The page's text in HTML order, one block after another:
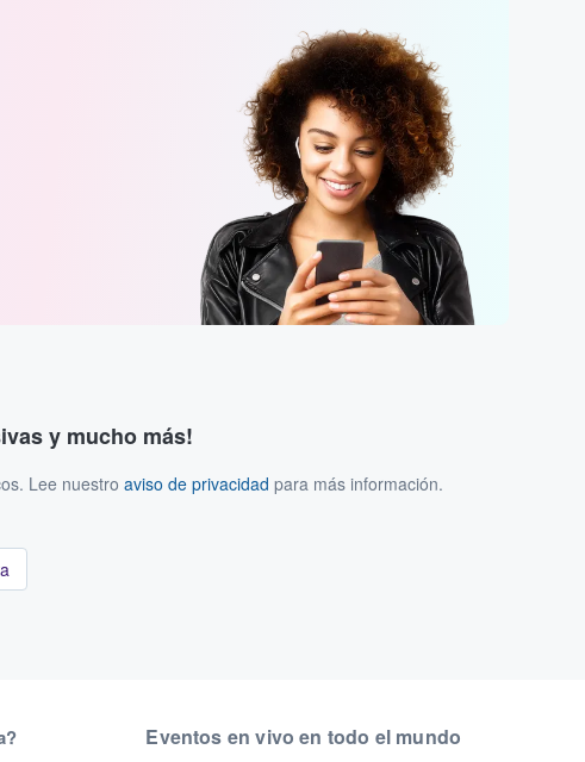
y mucho más!
Lee nuestro aviso de privacidad para más información.
Eventos en vivo en todo el mundo